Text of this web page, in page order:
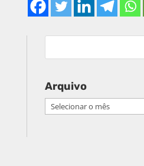
Arquivo
Arquivo